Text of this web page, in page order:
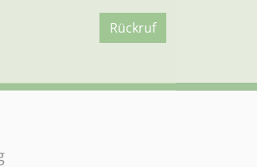
Rückruf